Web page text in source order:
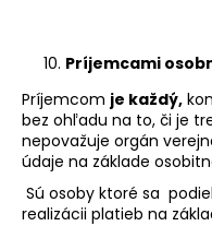
Príjemcami
Príjemcom je každý,
bez ohľadu na to, či je
nepovažuje orgán
údaje na základe
Sú osoby ktoré sa
realizácii platieb na